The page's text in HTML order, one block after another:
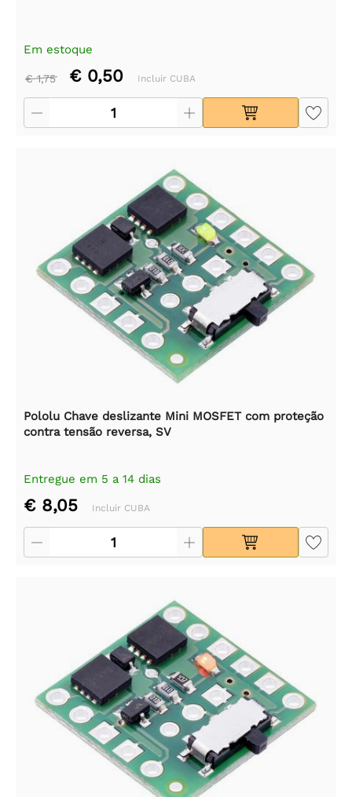
Em estoque
€ 1,75 € 0,50 Incluir CUBA
Pololu Chave deslizante Mini MOSFET com proteção
contra tensão reversa, SV
Entregue em 5 a 14 dias
€ 8,05 Incluir CUBA